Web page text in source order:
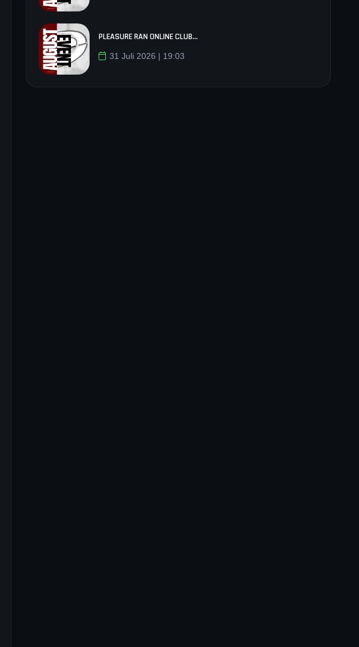
PLEASURE RAN ONLINE CLUB...
31 Juli 2026 | 19:03